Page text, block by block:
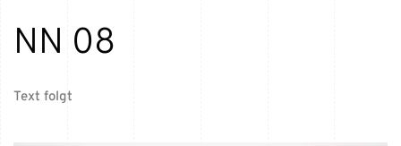
NN 08
Text folgt